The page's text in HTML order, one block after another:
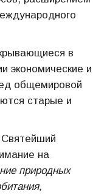
в
экономические и
общемировой
старые и
на
природных